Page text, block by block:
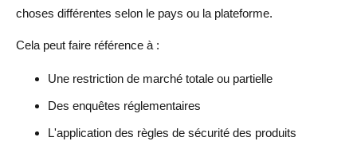
choses différentes selon le pays ou la plateforme.
Cela peut faire référence à :
Une restriction de marché totale ou partielle
Des enquêtes réglementaires
L'application des règles de sécurité des produits